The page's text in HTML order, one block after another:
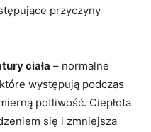
przyczyny
ciała – normalne
występują podczas
potliwość. Ciepłota
się i zmniejsza